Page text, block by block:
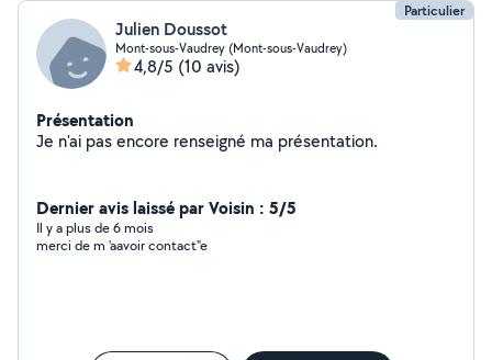
Particulier
Julien Doussot
Mont-sous-Vaudrey (Mont-sous-Vaudrey)
4,8/5 (10 avis)
Présentation
Je n'ai pas encore renseigné ma présentation.
Dernier avis laissé par Voisin : 5/5
Il y a plus de 6 mois
merci de m 'aavoir contact"e